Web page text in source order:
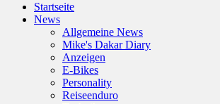
Startseite
News
Allgemeine News
Mike's Dakar Diary
Anzeigen
E-Bikes
Personality
Reiseenduro